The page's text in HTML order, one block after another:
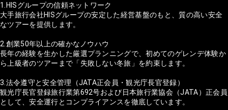
1.HISグループの信頼ネットワーク
大手旅行会社HISグループの安定した経営基盤のもと、質の高い安全
なツアーを提供します。
2.創業50年以上の確かなノウハウ
長年の経験を生かした厳選プランニングで、初めてのゲレンデ体験か
ら上級者のツアーまで「失敗しない冬旅」を約束します。
3.法令遵守と安全管理（JATA正会員・観光庁長官登録）
観光庁長官登録旅行業第692号および日本旅行業協会（JATA）正会員
として、安全運行とコンプライアンスを徹底しています。